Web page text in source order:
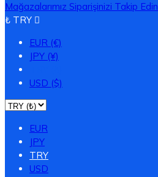
Mağazalarımız Siparişinizi Takip Edin
₺ TRY 
EUR (€)
JPY (¥)
USD ($)
EUR
JPY
TRY
USD